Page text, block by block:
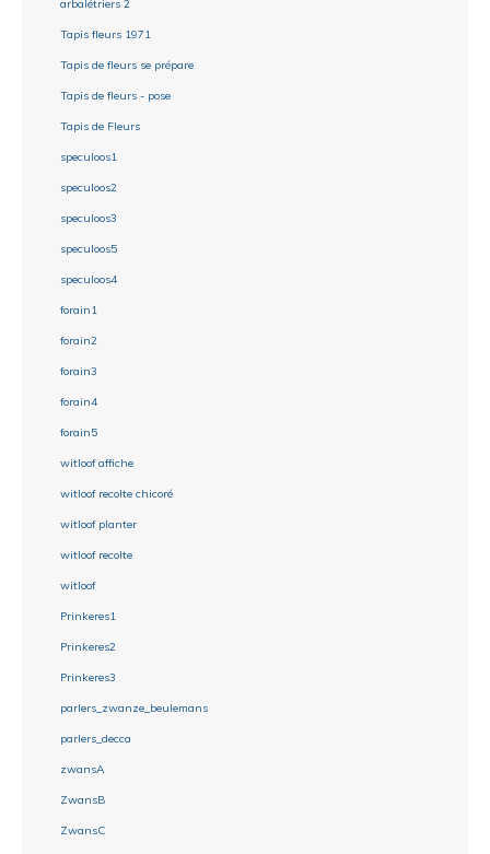
arbalétriers 2
Tapis fleurs 1971
Tapis de fleurs se prépare
Tapis de fleurs - pose
Tapis de Fleurs
speculoos1
speculoos2
speculoos3
speculoos5
speculoos4
forain1
forain2
forain3
forain4
forain5
witloof affiche
witloof recolte chicoré
witloof planter
witloof recolte
witloof
Prinkeres1
Prinkeres2
Prinkeres3
parlers_zwanze_beulemans
parlers_decca
zwansA
ZwansB
ZwansC